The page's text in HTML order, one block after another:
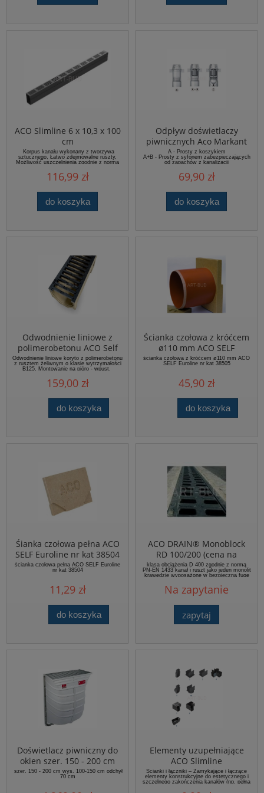
ACO Slimline 6 x 10,3 x 100
cm
Korpus kanału wykonany z tworzywa
sztucznego, Łatwo zdejmowalne ruszty,
Możliwość uszczelnienia zgodnie z normą
A 15, wymiar 100x10,3x6 cm
116,99 zł
do koszyka
Odpływ doświetlaczy
piwnicznych Aco Markant
A - Prosty z koszykiem
A+B - Prosty z syfonem zabezpieczających
od zapachów z kanalizacji
przed cofaniem się wody z odpływu do
pomieszczeń piwnicznych
69,90 zł
do koszyka
Odwodnienie liniowe z
polimerobetonu ACO Self
Euroline koryto 10 cm z
rusztem żeliwnym B125
h100 b100 szer. dł. 1mb
Odwodnienie liniowe koryto z polimerobetonu
z rusztem żeliwnym o klasie wytrzymałości
B125. Montowanie na pióro - wpust.
159,00 zł
do koszyka
Ścianka czołowa z króćcem
ø110 mm ACO SELF
Euroline nr kat 38505
ścianka czołowa z króćcem ø110 mm ACO
SELF Euroline nr kat 38505
45,90 zł
do koszyka
Śianka czołowa pełna ACO
SELF Euroline nr kat 38504
odwodniena linowe
ścianka czołowa pełna ACO SELF Euroline
nr kat 38504
11,29 zł
do koszyka
ACO DRAIN® Monoblock
RD 100/200 (cena na
zapytanie)
klasa obciążenia D 400 zgodnie z normą
PN-EN 1433 kanał i ruszt jako jeden monolit
krawędzie wyposażone w bezpieczną fugę
wysoka średnia przepustowość wody (524
cm²/m) w porównaniu z tradycyjnymi
systemami odwodnie...
Na zapytanie
zapytaj
Doświetlacz piwniczny do
okien szer. 150 - 200 cm
wys. 100-150 cm odchył 70
cm ACO Markant
szer. 150 - 200 cm wys. 100-150 cm odchył
70 cm
Elementy uzupełniające
ACO Slimline
Ścianki i łączniki – Zamykające i łączące
elementy konstrukcyjne do estetycznego i
szczelnego zakończenia kanałów (np. pełna